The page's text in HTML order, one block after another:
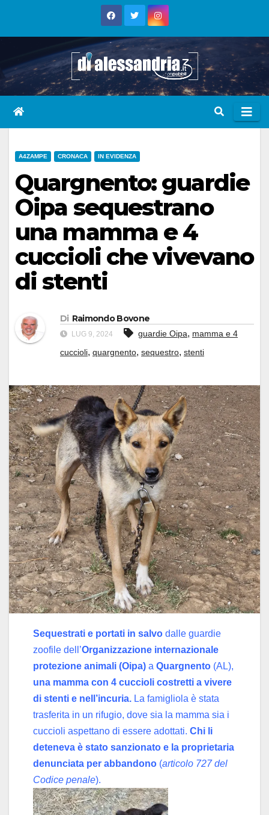
A4ZAMPE CRONACA IN EVIDENZA
Quargnento: guardie
Oipa sequestrano
una mamma e 4
cuccioli che vivevano
di stenti
Di Raimondo Bovone
LUG 9, 2024 guardie Oipa, mamma e 4
cuccioli, quargnento, sequestro, stenti
Sequestrati e portati in salvo dalle guardie
zoofile dell’Organizzazione internazionale
protezione animali (Oipa) a Quargnento (AL),
una mamma con 4 cuccioli costretti a vivere
di stenti e nell’incuria. La famigliola è stata
trasferita in un rifugio, dove sia la mamma sia i
cuccioli aspettano di essere adottati. Chi li
deteneva è stato sanzionato e la proprietaria
denunciata per abbandono (articolo 727 del
Codice penale).